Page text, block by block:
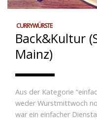
CURRYWÜRSTE
Back&Kultur
Mainz)
Aus der Kategorie
weder Wurstmittwoch
war ein einfacher